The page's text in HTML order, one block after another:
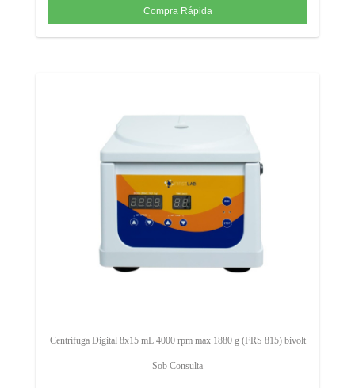
Centrífuga Digital 8x15 mL 4000 rpm max 1880 g (FRS 815) bivolt
Sob Consulta